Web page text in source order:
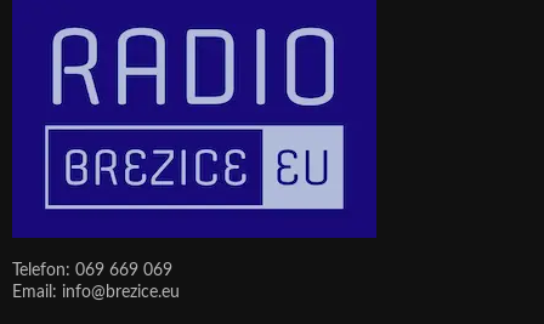
Telefon: 069 669 069
Email: info@brezice.eu